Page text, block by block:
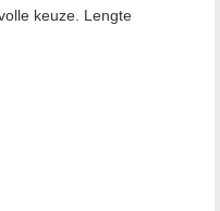
keuze. Lengte